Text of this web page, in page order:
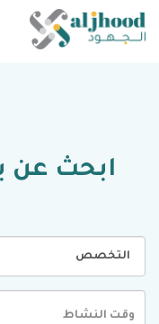
ابحث عن
التخصص
وقت النشاط